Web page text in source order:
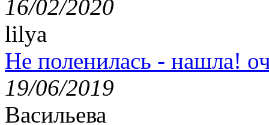
16/02/2020
lilya
Не поленилась - нашла!
19/06/2019
Васильева